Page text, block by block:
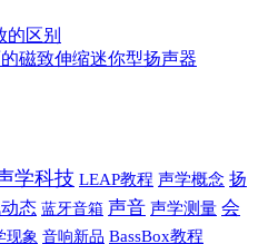
的区别
磁致伸缩迷你型扬声器
学科技 LEAP教程 声学概念 扬
态 蓝牙音箱 声音 声学测量 会
现象 音响新品 BassBox教程